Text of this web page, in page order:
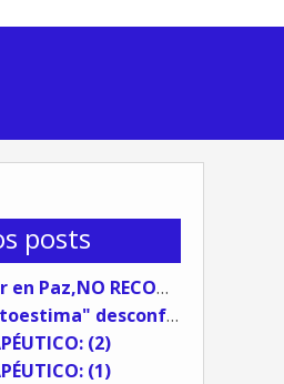
posts
CENTRO Akasha Ser en Paz,NO RECOMENDABLE
"Transforma tu autoestima" desconfía del coaching sistémico.
(2)
(1)